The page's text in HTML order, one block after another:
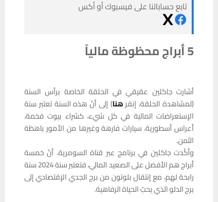
تابع حساباتنا على فيسبوك أو أكس
5 أبراج محظوظة مالياً
أشارت جاكلين عقيقي في الحلقة الخاصة برأس السنة
(لمشاهدة الحلقة، إنقرهنا) إلى أنّ هذه السنة تعتبر سنة
الإستعراضات المالية في كل شيء، كشراء بيوت فخمة،
أعراس أسطورية، سيارات فارهة وغيرها من الأمور باهظة
الثمن.
وأكّدت جاكلين في برنامج عبر قناة السومرية، أنّ خمسة
أبراج هم الأفضل على الصعيد المالي، فتعتبر سنة 2024 سنة
رابحة لهم، مع إنتقال بلوتون من برج الجدي الإقتصادي إلى
برج الدلو الذي يحبّ الحياة الرفاهية.